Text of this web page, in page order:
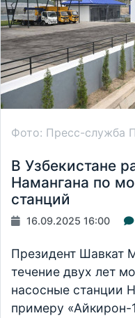
Фото: Пресс-служба
В Узбекистане
Намангана по
станций
16.09.2025 16:00
Президент Шавкат
течение двух лет
насосные станции
примеру «Айкирон-